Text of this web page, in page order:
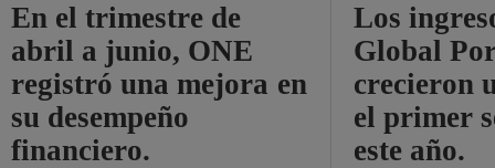
En el trimestre de
abril a junio, ONE
registró una mejora en
su desempeño
financiero.
Los
Global
crecieron
el primer
este año.